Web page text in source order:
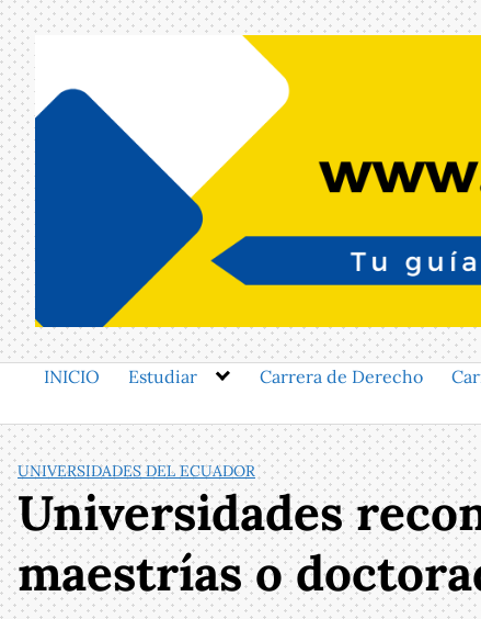
Saltar
al
contenido
INICIO Estudiar Carrera de Derecho
UNIVERSIDADES DEL ECUADOR
Universidades
maestrías o